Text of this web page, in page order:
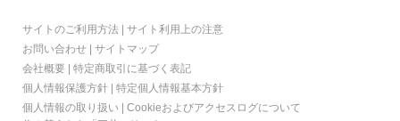
サイトのご利用方法 | サイト利用上の注意
お問い合わせ | サイトマップ
会社概要 | 特定商取引に基づく表記
個人情報保護方針 | 特定個人情報基本方針
個人情報の取り扱い | Cookieおよびアクセスログについて